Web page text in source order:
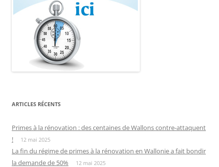
ARTICLES RÉCENTS
Primes à la rénovation : des centaines de Wallons contre-attaquent
!
12 mai 2025
La fin du régime de primes à la rénovation en Wallonie a fait bondir
la demande de 50%
12 mai 2025